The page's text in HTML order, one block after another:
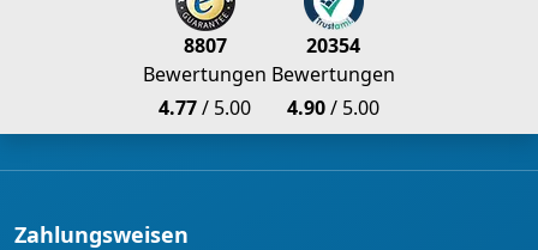
8807
Bewertungen
4.77/ 5.00
20354
Bewertungen
4.90/ 5.00
Zahlungsweisen